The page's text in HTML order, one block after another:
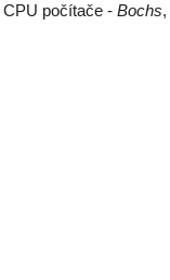
počítače - Bochs,